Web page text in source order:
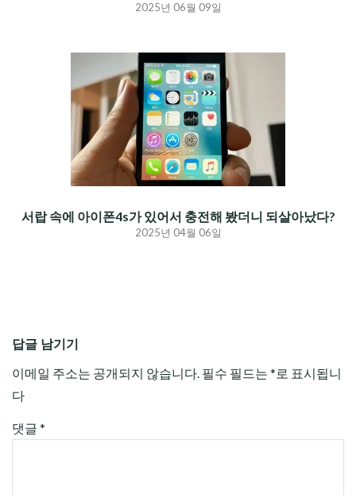
2025년 06월 09일
서랍 속에 아이폰4s가 있어서 충전해 봤더니 되살아났다?
2025년 04월 06일
답글 남기기
이메일 주소는 공개되지 않습니다. 필수 필드는 * 로 표시됩니
다
댓글 *